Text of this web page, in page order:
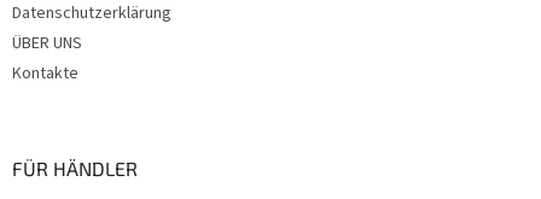
Datenschutzerklärung
ÜBER UNS
Kontakte
FÜR HÄNDLER